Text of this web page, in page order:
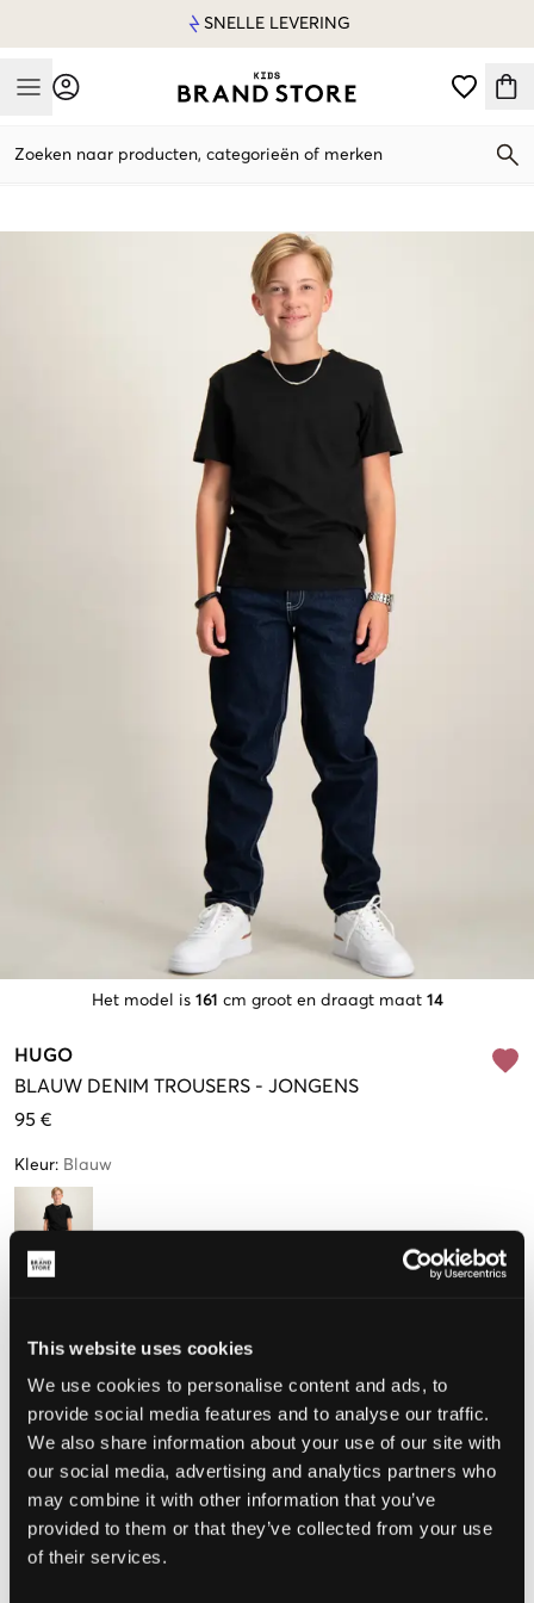
This website uses cookies
We use cookies to personalise content and ads, to
provide social media features and to analyse our traffic.
We also share information about your use of our site with
our social media, advertising and analytics partners who
may combine it with other information that you’ve
provided to them or that they’ve collected from your use
of their services.
SNELLE LEVERING
Mobile Menu
Zoeken naar producten, categorieën of merken
Het model is 161 cm groot en draagt maat 14
HUGO
BLAUW DENIM TROUSERS - JONGENS
95 €
Kleur: Blauw
(138 cm) (150 cm) (162 cm)
Nog 3 over
(174 cm)
De maat lijkt
Te klein Perfect Te groot